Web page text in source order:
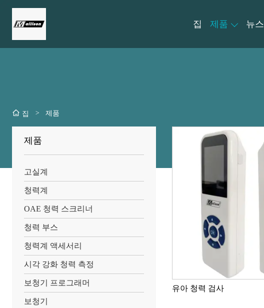
집 제품 뉴스
집 > 제품
제품
고실계
청력계
OAE 청력 스크리너
청력 부스
청력계 액세서리
시각 강화 청력 측정
보청기 프로그래머
보청기
유아 청력 검사